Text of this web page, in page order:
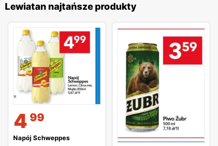
Lewiatan najtańsze produkty
4 99
Napój Schweppes